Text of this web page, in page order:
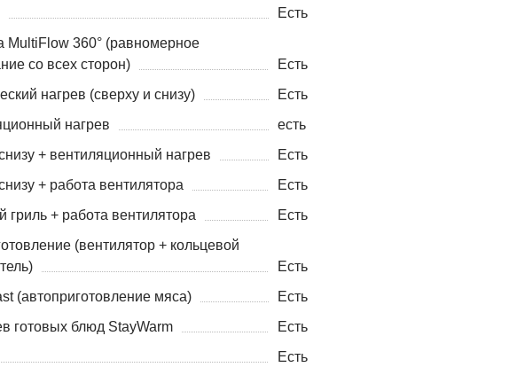
Есть
MultiFlow 360° (равномерное
со всех сторон)
Есть
нагрев (сверху и снизу)
Есть
нагрев
есть
+ вентиляционный нагрев
Есть
+ работа вентилятора
Есть
гриль + работа вентилятора
Есть
(вентилятор + кольцевой
Есть
(автоприготовление мяса)
Есть
готовых блюд StayWarm
Есть
Есть